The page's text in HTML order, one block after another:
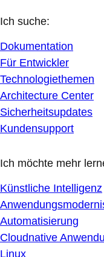
Ich suche:
Dokumentation
Für Entwickler
Technologiethemen
Architecture Center
Sicherheitsupdates
Kundensupport
Ich möchte mehr
Künstliche Intelligenz
Automatisierung
Cloudnative
Linux